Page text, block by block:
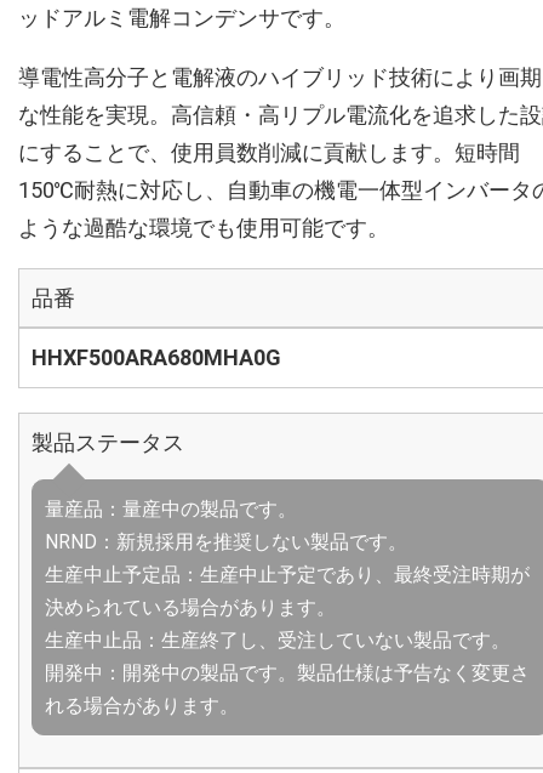
ッドアルミ電解コンデンサです。
導電性高分子と電解液のハイブリッド技術により画
な性能を実現。高信頼・高リプル電流化を追求した
にすることで、使用員数削減に貢献します。短時間
150℃耐熱に対応し、自動車の機電一体型インバータ
ような過酷な環境でも使用可能です。
品番
HHXF500ARA680MHA0G
製品ステータス
量産品：量産中の製品です。
NRND：新規採用を推奨しない製品です。
生産中止予定品：生産中止予定であり、最終受注時期が
決められている場合があります。
生産中止品：生産終了し、受注していない製品です。
開発中：開発中の製品です。製品仕様は予告なく変更さ
れる場合があります。